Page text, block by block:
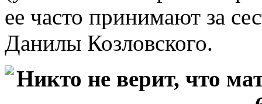
ее часто принимают за
Данилы Козловского.